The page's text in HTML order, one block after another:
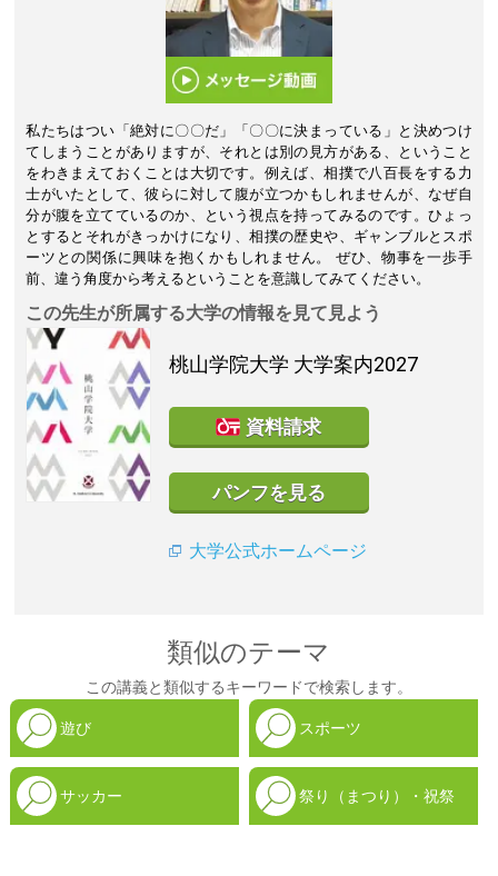
私たちはつい「絶対に〇〇だ」「〇〇に決まっている」と決めつけ
てしまうことがありますが、それとは別の見方がある、ということ
をわきまえておくことは大切です。例えば、相撲で八百長をする力
士がいたとして、彼らに対して腹が立つかもしれませんが、なぜ自
分が腹を立てているのか、という視点を持ってみるのです。ひょっ
とするとそれがきっかけになり、相撲の歴史や、ギャンブルとスポ
ーツとの関係に興味を抱くかもしれません。 ぜひ、物事を一歩手
前、違う角度から考えるということを意識してみてください。
この先生が所属する大学の情報を見て見よう
桃山学院大学 大学案内2027
資料請求
パンフを見る
大学公式ホームページ
類似のテーマ
この講義と類似するキーワードで検索します。
遊び スポーツ
サッカー 祭り（まつり）・祝祭